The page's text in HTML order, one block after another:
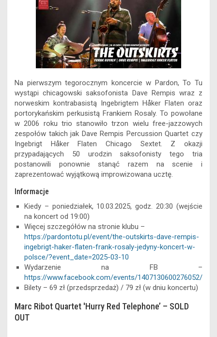
l
g
e
r
s
y
a
d
s
e
d
I
n
n
k
Na pierwszym tegorocznym koncercie w Pardon, To Tu
wystąpi chicagowski saksofonista Dave Rempis wraz z
norweskim kontrabasistą Ingebrigtem Håker Flaten oraz
portorykańskim perkusistą Frankiem Rosaly. To powołane
w 2006 roku trio stanowiło trzon wielu free-jazzowych
zespołów takich jak Dave Rempis Percussion Quartet czy
Ingebrigt Håker Flaten Chicago Sextet. Z okazji
przypadających 50 urodzin saksofonisty tego tria
postanowili ponownie stanąć razem na scenie i
zaprezentować wyjątkową improwizowana ucztę.
Informacje
Kiedy – poniedziałek, 10.03.2025, godz. 20:30 (wejście
na koncert od 19:00)
Więcej szczegółów na stronie klubu –
https://pardontotu.pl/event/the-outskirts-dave-rempis-
ingebrigt-haker-flaten-frank-rosaly-jedyny-koncert-w-
polsce/?event_date=2025-03-10
Wydarzenie na FB –
https://www.facebook.com/events/1407130600276052/
Bilety – 69 zł (przedsprzedaż) / 79 zł (w dniu koncertu)
Marc Ribot Quartet 'Hurry Red Telephone’ – SOLD
OUT